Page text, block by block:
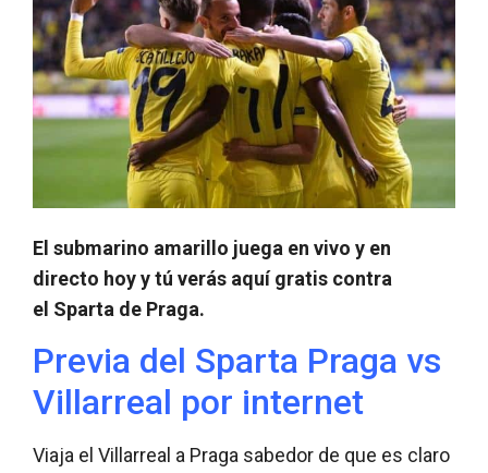
El submarino amarillo juega en vivo y en
directo hoy y tú verás aquí gratis contra
el Sparta de Praga.
Previa del Sparta Praga vs
Villarreal por internet
Viaja el Villarreal a Praga sabedor de que es claro